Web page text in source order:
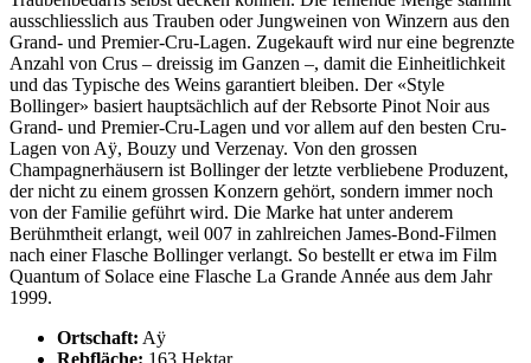
ausschliesslich aus Trauben oder Jungweinen von Winzern aus den
Grand- und Premier-Cru-Lagen. Zugekauft wird nur eine begrenzte
Anzahl von Crus – dreissig im Ganzen –, damit die Einheitlichkeit
und das Typische des Weins garantiert bleiben. Der «Style
Bollinger» basiert hauptsächlich auf der Rebsorte Pinot Noir aus
Grand- und Premier-Cru-Lagen und vor allem auf den besten Cru-
Lagen von Aÿ, Bouzy und Verzenay. Von den grossen
Champagnerhäusern ist Bollinger der letzte verbliebene Produzent,
der nicht zu einem grossen Konzern gehört, sondern immer noch
von der Familie geführt wird. Die Marke hat unter anderem
Berühmtheit erlangt, weil 007 in zahlreichen James-Bond-Filmen
nach einer Flasche Bollinger verlangt. So bestellt er etwa im Film
Quantum of Solace eine Flasche La Grande Année aus dem Jahr
1999.
Ortschaft: Aÿ